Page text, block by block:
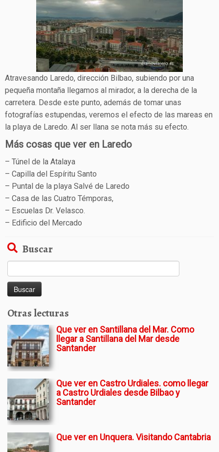
Atravesando Laredo, dirección Bilbao, subiendo por una
pequeña montaña llegamos al mirador, a la derecha de la
carretera. Desde este punto, además de tomar unas
fotografías estupendas, veremos el efecto de las mareas en
la playa de Laredo. Al ser llana se nota más su efecto.
Más cosas que ver en Laredo
– Túnel de la Atalaya
– Capilla del Espíritu Santo
– Puntal de la playa Salvé de Laredo
– Casa de las Cuatro Témporas,
– Escuelas Dr. Velasco.
– Edificio del Mercado
Buscar
Otras lecturas
Que ver en Santillana del Mar. Como
llegar a Santillana del Mar desde
Santander
Que ver en Castro Urdiales. como llegar
a Castro Urdiales desde Bilbao y
Santander
Que ver en Unquera. Visitando Cantabria